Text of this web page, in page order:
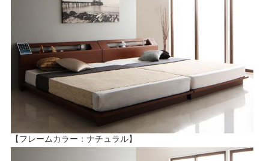
【フレームカラー：ナチュラル】